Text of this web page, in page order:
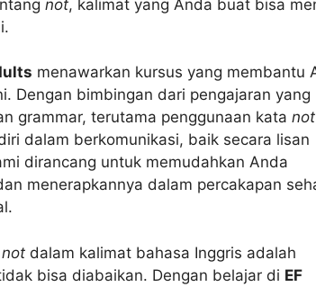
not, kalimat yang Anda buat bisa
menawarkan kursus yang membantu
Dengan bimbingan dari pengajaran yang
grammar, terutama penggunaan kata not
dalam berkomunikasi, baik secara lisan
dirancang untuk memudahkan Anda
menerapkannya dalam percakapan
not dalam kalimat bahasa Inggris adalah
bisa diabaikan. Dengan belajar di EF